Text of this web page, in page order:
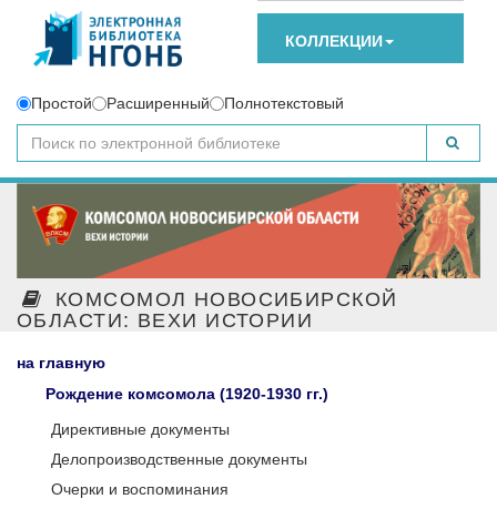
КОЛЛЕКЦИИ
Простой Расширенный Полнотекстовый
КОМСОМОЛ НОВОСИБИРСКОЙ
ОБЛАСТИ: ВЕХИ ИСТОРИИ
на главную
Рождение комсомола (1920-1930 гг.)
Директивные документы
Делопроизводственные документы
Очерки и воспоминания